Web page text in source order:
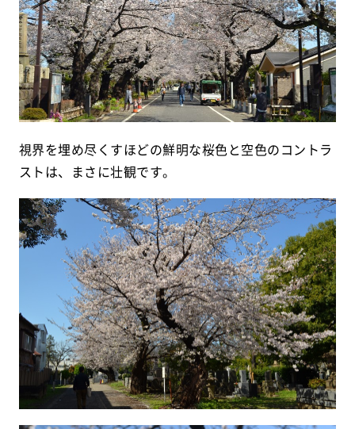
視界を埋め尽くすほどの鮮明な桜色と空色のコントラ
ストは、まさに壮観です。